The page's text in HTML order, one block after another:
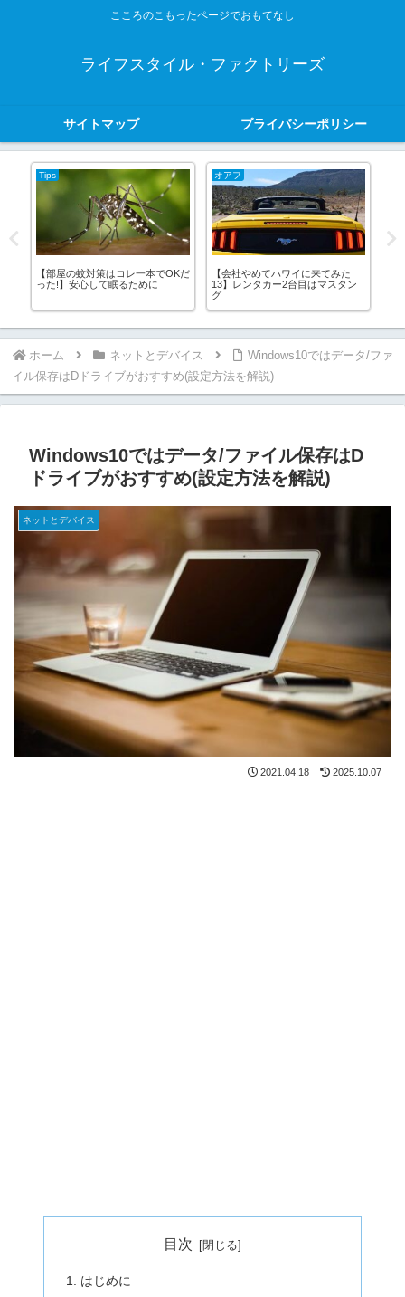
こころのこもったページでおもてなし
ライフスタイル・ファクトリーズ
サイトマップ プライバシーポリシー
Tips
【部屋の蚊対策はコレ一本でOKだ
った!】安心して眠るために
オアフ
【会社やめてハワイに来てみた
13】レンタカー2台目はマスタン
グ
ホーム ネットとデバイス
Windows10ではデータ/ファ
イル保存はDドライブがおすすめ(設定方法を解説)
Windows10ではデータ/ファイル保存はD
ドライブがおすすめ(設定方法を解説)
ネットとデバイス
2021.04.18 2025.10.07
目次
はじめに